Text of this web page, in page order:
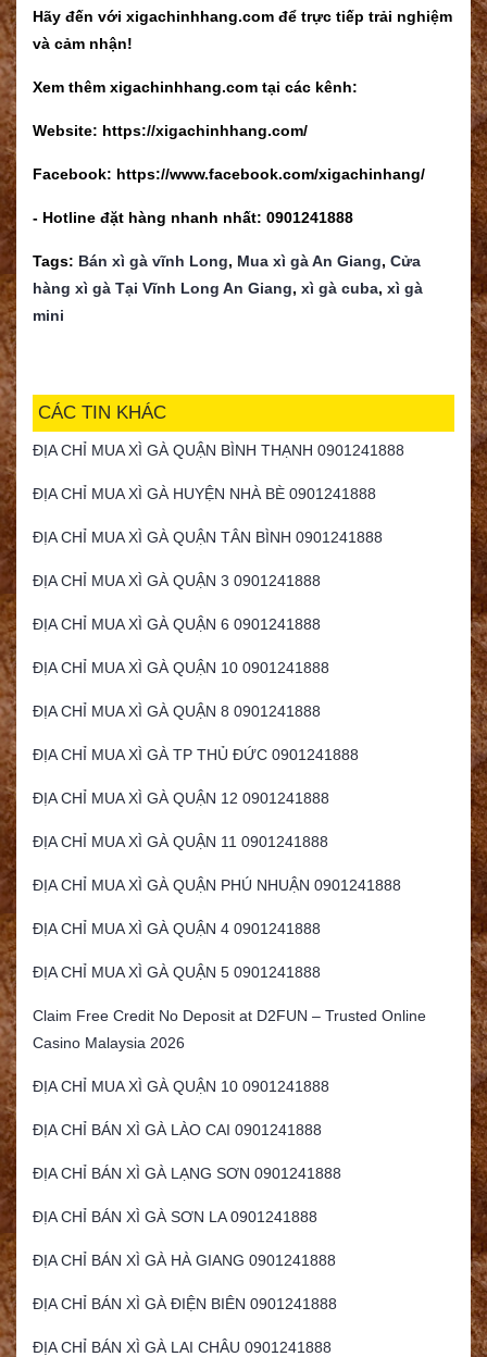
Hãy đến với xigachinhhang.com để trực tiếp trải nghiệm
và cảm nhận!
Xem thêm xigachinhhang.com tại các kênh:
Website: https://xigachinhhang.com/
Facebook: https://www.facebook.com/xigachinhang/
- Hotline đặt hàng nhanh nhất: 0901241888
Tags: Bán xì gà vĩnh Long, Mua xì gà An Giang, Cửa
hàng xì gà Tại Vĩnh Long An Giang, xì gà cuba, xì gà
mini
CÁC TIN KHÁC
ĐỊA CHỈ MUA XÌ GÀ QUẬN BÌNH THẠNH 0901241888
ĐỊA CHỈ MUA XÌ GÀ HUYỆN NHÀ BÈ 0901241888
ĐỊA CHỈ MUA XÌ GÀ QUẬN TÂN BÌNH 0901241888
ĐỊA CHỈ MUA XÌ GÀ QUẬN 3 0901241888
ĐỊA CHỈ MUA XÌ GÀ QUẬN 6 0901241888
ĐỊA CHỈ MUA XÌ GÀ QUẬN 10 0901241888
ĐỊA CHỈ MUA XÌ GÀ QUẬN 8 0901241888
ĐỊA CHỈ MUA XÌ GÀ TP THỦ ĐỨC 0901241888
ĐỊA CHỈ MUA XÌ GÀ QUẬN 12 0901241888
ĐỊA CHỈ MUA XÌ GÀ QUẬN 11 0901241888
ĐỊA CHỈ MUA XÌ GÀ QUẬN PHÚ NHUẬN 0901241888
ĐỊA CHỈ MUA XÌ GÀ QUẬN 4 0901241888
ĐỊA CHỈ MUA XÌ GÀ QUẬN 5 0901241888
Claim Free Credit No Deposit at D2FUN – Trusted Online
Casino Malaysia 2026
ĐỊA CHỈ MUA XÌ GÀ QUẬN 10 0901241888
ĐỊA CHỈ BÁN XÌ GÀ LÀO CAI 0901241888
ĐỊA CHỈ BÁN XÌ GÀ LẠNG SƠN 0901241888
ĐỊA CHỈ BÁN XÌ GÀ SƠN LA 0901241888
ĐỊA CHỈ BÁN XÌ GÀ HÀ GIANG 0901241888
ĐỊA CHỈ BÁN XÌ GÀ ĐIỆN BIÊN 0901241888
ĐỊA CHỈ BÁN XÌ GÀ LAI CHÂU 0901241888